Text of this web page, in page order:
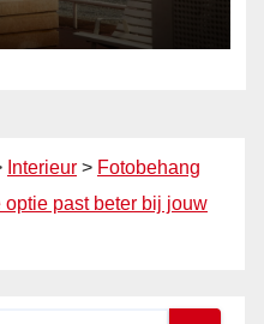
Interieur > Fotobehang
past beter bij jouw